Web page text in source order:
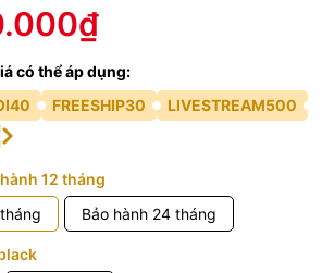
có thể áp dụng:
FREESHIP30
LIVESTREAM500
12 tháng
Bảo hành 24 tháng